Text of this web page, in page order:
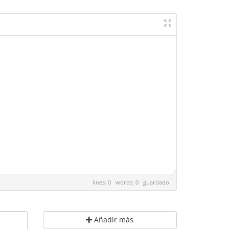
lines: 0 words: 0 guardado
Añadir más